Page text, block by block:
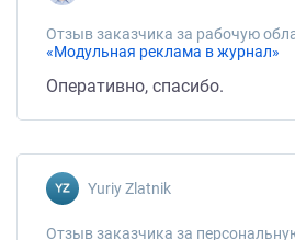
Отзыв заказчика за рабочую
«Модульная реклама в журнал»
Оперативно, спасибо.
Yuriy Zlatnik
Отзыв заказчика за